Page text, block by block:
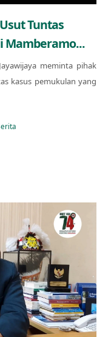
Tuntas
Mamberamo...
meminta pihak
kasus pemukulan yang